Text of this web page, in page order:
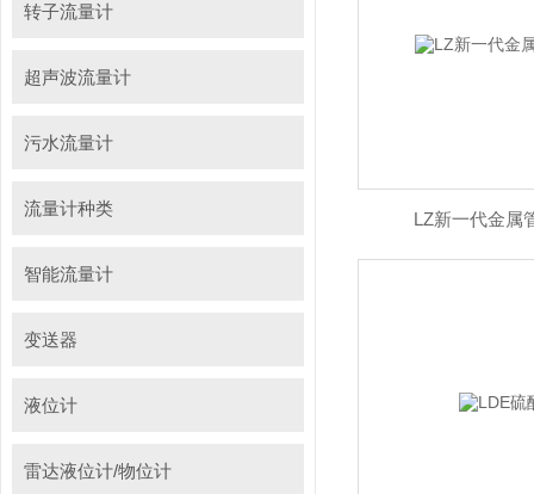
转子流量计
超声波流量计
污水流量计
流量计种类
智能流量计
变送器
液位计
雷达液位计/物位计
LZ新一代金属